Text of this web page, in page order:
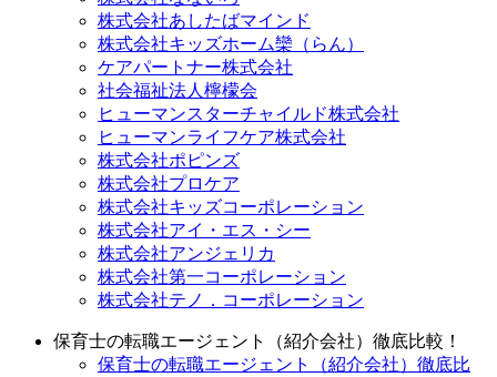
株式会社あしたばマインド
株式会社キッズホーム欒（らん）
ケアパートナー株式会社
社会福祉法人檸檬会
ヒューマンスターチャイルド株式会社
ヒューマンライフケア株式会社
株式会社ポピンズ
株式会社プロケア
株式会社キッズコーポレーション
株式会社アイ・エス・シー
株式会社アンジェリカ
株式会社第一コーポレーション
株式会社テノ．コーポレーション
保育士の転職エージェント（紹介会社）徹底比較！
保育士の転職エージェント（紹介会社）徹底比